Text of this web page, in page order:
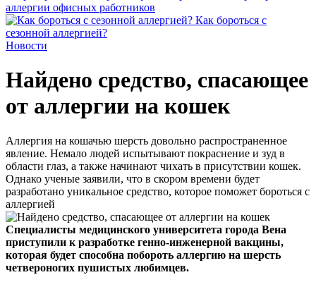
аллергии офисных работников
Как бороться с
сезонной аллергией?
Новости
Найдено средство, спасающее
от аллергии на кошек
Аллергия на кошачью шерсть довольно распространенное
явление. Немало людей испытывают покраснение и зуд в
области глаз, а также начинают чихать в присутствии кошек.
Однако ученые заявили, что в скором времени будет
разработано уникальное средство, которое поможет бороться с
аллергией
Специалисты медицинского университета города Вена
приступили к разработке генно-инженерной вакцины,
которая будет способна побороть аллергию на шерсть
четвероногих пушистых любимцев.